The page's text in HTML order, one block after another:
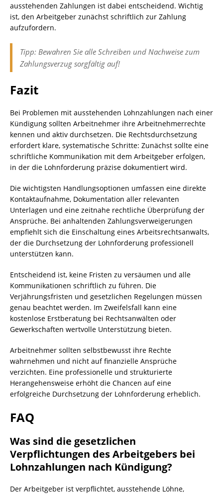
ausstehenden Zahlungen ist dabei entscheidend. Wichtig
ist, den Arbeitgeber zunächst schriftlich zur Zahlung
aufzufordern.
Tipp: Bewahren Sie alle Schreiben und Nachweise zum
Zahlungsverzug sorgfältig auf!
Fazit
Bei Problemen mit ausstehenden Lohnzahlungen nach einer
Kündigung sollten Arbeitnehmer ihre Arbeitnehmerrechte
kennen und aktiv durchsetzen. Die Rechtsdurchsetzung
erfordert klare, systematische Schritte: Zunächst sollte eine
schriftliche Kommunikation mit dem Arbeitgeber erfolgen,
in der die Lohnforderung präzise dokumentiert wird.
Die wichtigsten Handlungsoptionen umfassen eine direkte
Kontaktaufnahme, Dokumentation aller relevanten
Unterlagen und eine zeitnahe rechtliche Überprüfung der
Ansprüche. Bei anhaltenden Zahlungsverweigerungen
empfiehlt sich die Einschaltung eines Arbeitsrechtsanwalts,
der die Durchsetzung der Lohnforderung professionell
unterstützen kann.
Entscheidend ist, keine Fristen zu versäumen und alle
Kommunikationen schriftlich zu führen. Die
Verjährungsfristen und gesetzlichen Regelungen müssen
genau beachtet werden. Im Zweifelsfall kann eine
kostenlose Erstberatung bei Rechtsanwälten oder
Gewerkschaften wertvolle Unterstützung bieten.
Arbeitnehmer sollten selbstbewusst ihre Rechte
wahrnehmen und nicht auf finanzielle Ansprüche
verzichten. Eine professionelle und strukturierte
Herangehensweise erhöht die Chancen auf eine
erfolgreiche Durchsetzung der Lohnforderung erheblich.
FAQ
Was sind die gesetzlichen
Verpflichtungen des Arbeitgebers bei
Lohnzahlungen nach Kündigung?
Der Arbeitgeber ist verpflichtet, ausstehende Löhne,